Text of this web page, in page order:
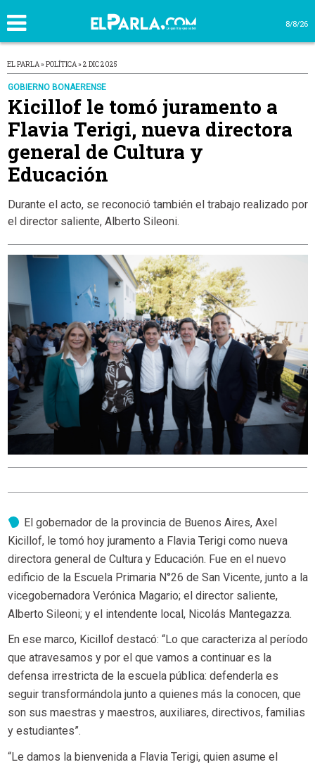
8/8/26
EL PARLA » POLÍTICA » 2 DIC 2025
GOBIERNO BONAERENSE
Kicillof le tomó juramento a
Flavia Terigi, nueva directora
general de Cultura y
Educación
Durante el acto, se reconoció también el trabajo realizado por
el director saliente, Alberto Sileoni.
El gobernador de la provincia de Buenos Aires, Axel
Kicillof, le tomó hoy juramento a Flavia Terigi como nueva
directora general de Cultura y Educación. Fue en el nuevo
edificio de la Escuela Primaria N°26 de San Vicente, junto a la
vicegobernadora Verónica Magario; el director saliente,
Alberto Sileoni; y el intendente local, Nicolás Mantegazza.
En ese marco, Kicillof destacó: “Lo que caracteriza al período
que atravesamos y por el que vamos a continuar es la
defensa irrestricta de la escuela pública: defenderla es
seguir transformándola junto a quienes más la conocen, que
son sus maestras y maestros, auxiliares, directivos, familias
y estudiantes”.
“Le damos la bienvenida a Flavia Terigi, quien asume el